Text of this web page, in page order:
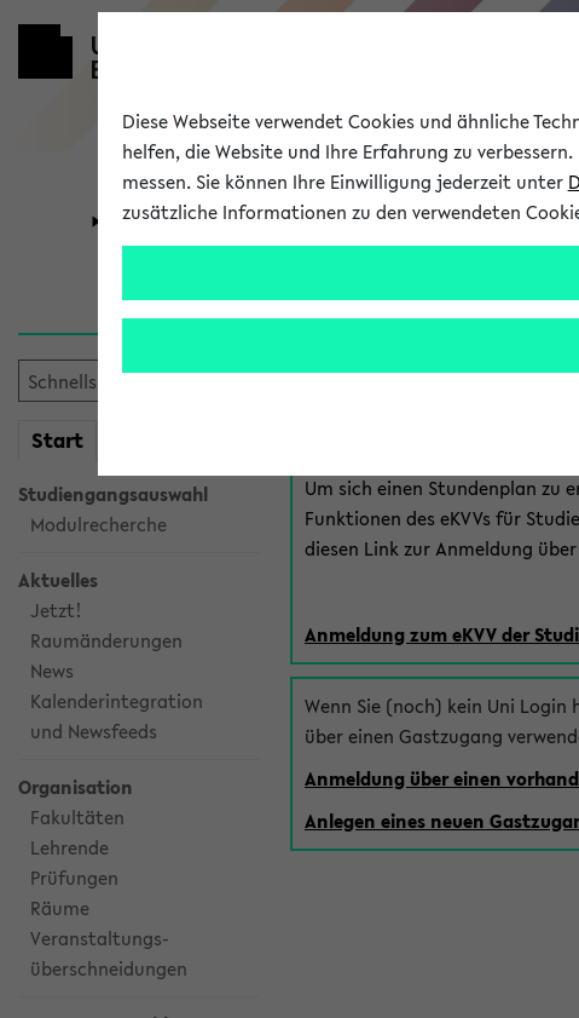
Universität Forschung
Start
Studiengangsauswahl
Modulrecherche
Aktuelles
Jetzt!
Raumänderungen
News
Kalenderintegration
und Newsfeeds
Organisation
Fakultäten
Lehrende
Prüfungen
Räume
Veranstaltungs-
überschneidungen
Anmeldung
Es gibt mehrere Möglichkeiten
Um sich einen Stundenplan zu
Funktionen des eKVVs für
diesen Link zur Anmeldung
Anmeldung zum eKVV der
Wenn Sie (noch) kein Uni Login
über einen Gastzugang
Anmeldung über einen
Anlegen eines neuen
Diese Webseite verwendet Cookies und ähnliche
helfen, die Website und Ihre Erfahrung zu
messen. Sie können Ihre Einwilligung jederzeit unter
zusätzliche Informationen zu den verwendeten